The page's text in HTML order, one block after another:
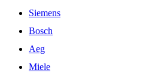
Siemens
Bosch
Aeg
Miele